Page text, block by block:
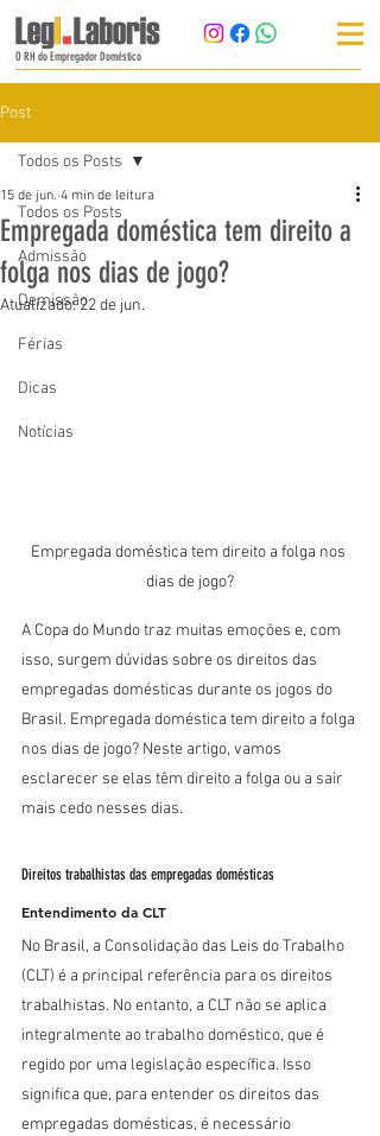
O RH do Empregador Doméstico
Post
Todos os Posts
Admissão
Demissão
Férias
Dicas
Notícias
Todos os Posts
Empregada doméstica tem direito a
folga nos dias de jogo?
15 de jun. 4 min de leitura
Atualizado:22 de jun.
Empregada doméstica tem direito a folga nos
dias de jogo?
A Copa do Mundo traz muitas emoções e, com
isso, surgem dúvidas sobre os direitos das
empregadas domésticas durante os jogos do
Brasil. Empregada doméstica tem direito a folga
nos dias de jogo? Neste artigo, vamos
esclarecer se elas têm direito a folga ou a sair
mais cedo nesses dias.
Direitos trabalhistas das empregadas domésticas
Entendimento da CLT
No Brasil, a Consolidação das Leis do Trabalho
(CLT) é a principal referência para os direitos
trabalhistas. No entanto, a CLT não se aplica
integralmente ao trabalho doméstico, que é
regido por uma legislação específica. Isso
significa que, para entender os direitos das
empregadas domésticas, é necessário